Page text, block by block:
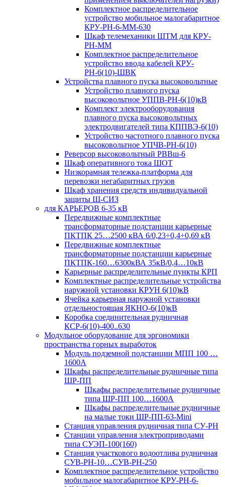
Комплектное распределительное
устройство мобильное малогабаритное
КРУ-РН-6-ММ-630
Шкаф телемеханики ШТМ для КРУ-
РН-ММ
Комплектное распределительное
устройство ввода кабелей КРУ-
РН-6(10)-ШВК
Устройства плавного пуска высоковольтные
Устройство плавного пуска
высоковольтное УППВ-РН-6(10)кВ
Комплект электрооборудования
плавного пуска высоковольтных
электродвигателей типа КППВЭ-6(10)
Устройство частотного плавного пуска
высоковольтное УПЧВ-РН-6(10)
Реверсор высоковольтный РВВш-6
Шкаф оперативного тока ШОТ
Низкорамная тележка-платформа для
перевозки негабаритных грузов
Шкаф хранения средств индивидуальной
защиты Ш-СИЗ
для КАРЬЕРОВ 6-35 кВ
Передвижные комплектные
трансформаторные подстанции карьерные
ПКТПК 25…2500 кВА 6/0,23÷0,4÷0,69 кВ
Передвижные комплектные
трансформаторные подстанции карьерные
ПКТПК-160…6300кВА 35кВ/0,4…10кВ
Карьерные распределительные пункты КРП
Комплектные распределительные устройства
наружной установки КРУН 6(10)кВ
Ячейка карьерная наружной установки
отдельностоящая ЯКНО-6(10)кВ
Коробка соединительная рудничная
КСР-6(10)-400..630
Модульное оборудование для эргономики
пространства горных выработок
Модуль подземной подстанции МПП 100 …
1600А
Шкафы распределительные рудничные типа
ШР-ПП
Шкафы распределительные рудничные
типа ШР-ПП 100…1600А
Шкафы распределительные рудничные
на малые токи ШР-ПП-63-Mini
Станция управления рудничная типа СУ-РН
Станции управления электроприводами
типа СУЭП-100(160)
Станция участкового водоотлива рудничная
СУВ-РН-10…СУВ-РН-250
Комплектное распределительное устройство
мобильное малогабаритное КРУ-РН-6-